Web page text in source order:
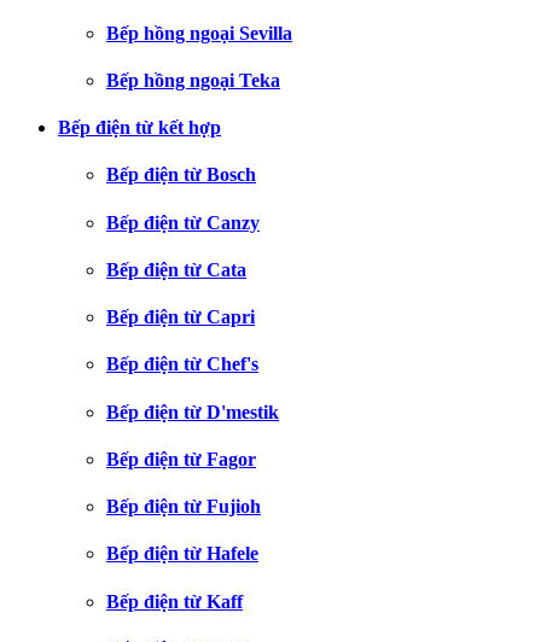
Bếp hồng ngoại Sevilla
Bếp hồng ngoại Teka
Bếp điện từ kết hợp
Bếp điện từ Bosch
Bếp điện từ Canzy
Bếp điện từ Cata
Bếp điện từ Capri
Bếp điện từ Chef's
Bếp điện từ D'mestik
Bếp điện từ Fagor
Bếp điện từ Fujioh
Bếp điện từ Hafele
Bếp điện từ Kaff